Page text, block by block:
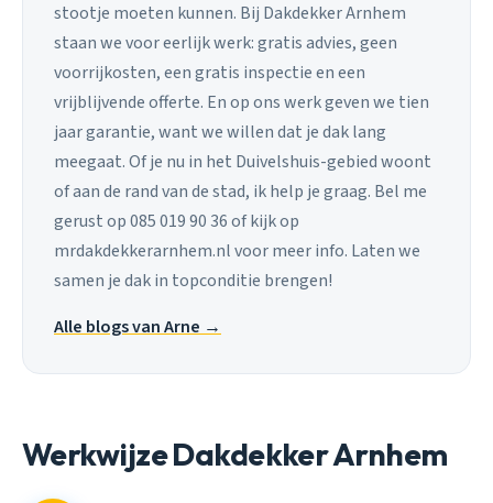
stootje moeten kunnen. Bij Dakdekker Arnhem
staan we voor eerlijk werk: gratis advies, geen
voorrijkosten, een gratis inspectie en een
vrijblijvende offerte. En op ons werk geven we tien
jaar garantie, want we willen dat je dak lang
meegaat. Of je nu in het Duivelshuis-gebied woont
of aan de rand van de stad, ik help je graag. Bel me
gerust op 085 019 90 36 of kijk op
mrdakdekkerarnhem.nl voor meer info. Laten we
samen je dak in topconditie brengen!
Alle blogs van Arne →
Werkwijze Dakdekker Arnhem